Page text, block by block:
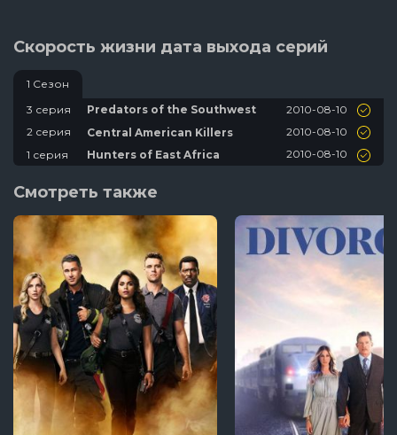
Скорость жизни дата выхода серий
1 Сезон
3 серия
Predators of the Southwest
2010-08-10
2 серия
Central American Killers
2010-08-10
1 серия
Hunters of East Africa 2010-08-10
Смотреть также